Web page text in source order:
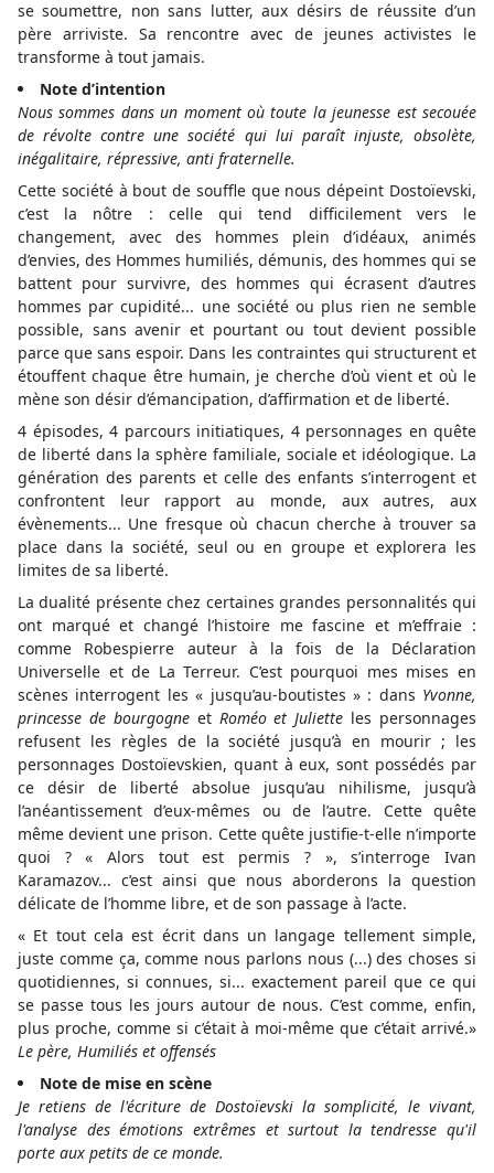
se soumettre, non sans lutter, aux désirs de réussite d’un
père arriviste. Sa rencontre avec de jeunes activistes le
transforme à tout jamais.
Note d’intention
Nous sommes dans un moment où toute la jeunesse est secouée
de révolte contre une société qui lui paraît injuste, obsolète,
inégalitaire, répressive, anti fraternelle.
Cette société à bout de souffle que nous dépeint Dostoïevski,
c’est la nôtre : celle qui tend difficilement vers le
changement, avec des hommes plein d’idéaux, animés
d’envies, des Hommes humiliés, démunis, des hommes qui se
battent pour survivre, des hommes qui écrasent d’autres
hommes par cupidité... une société ou plus rien ne semble
possible, sans avenir et pourtant ou tout devient possible
parce que sans espoir. Dans les contraintes qui structurent et
étouffent chaque être humain, je cherche d’où vient et où le
mène son désir d’émancipation, d’affirmation et de liberté.
4 épisodes, 4 parcours initiatiques, 4 personnages en quête
de liberté dans la sphère familiale, sociale et idéologique. La
génération des parents et celle des enfants s’interrogent et
confrontent leur rapport au monde, aux autres, aux
évènements... Une fresque où chacun cherche à trouver sa
place dans la société, seul ou en groupe et explorera les
limites de sa liberté.
La dualité présente chez certaines grandes personnalités qui
ont marqué et changé l’histoire me fascine et m’effraie :
comme Robespierre auteur à la fois de la Déclaration
Universelle et de La Terreur. C’est pourquoi mes mises en
scènes interrogent les « jusqu’au-boutistes » : dans Yvonne,
princesse de bourgogneet Roméo et Juliette les personnages
refusent les règles de la société jusqu’à en mourir ; les
personnages Dostoïevskien, quant à eux, sont possédés par
ce désir de liberté absolue jusqu’au nihilisme, jusqu’à
l’anéantissement d’eux-mêmes ou de l’autre. Cette quête
même devient une prison. Cette quête justifie-t-elle n’importe
quoi ? « Alors tout est permis ? », s’interroge Ivan
Karamazov... c’est ainsi que nous aborderons la question
délicate de l’homme libre, et de son passage à l’acte.
« Et tout cela est écrit dans un langage tellement simple,
juste comme ça, comme nous parlons nous (...) des choses si
quotidiennes, si connues, si... exactement pareil que ce qui
se passe tous les jours autour de nous. C’est comme, enfin,
plus proche, comme si c’était à moi-même que c’était arrivé.»
Le père, Humiliés et offensés
Note de mise en scène
Je retiens de l'écriture de Dostoïevski la somplicité, le vivant,
l'analyse des émotions extrêmes et surtout la tendresse qu'il
porte aux petits de ce monde.